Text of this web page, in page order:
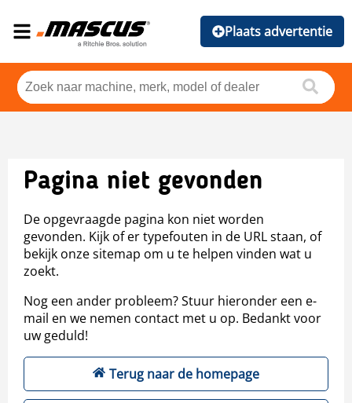
Plaats advertentie
Pagina niet gevonden
De opgevraagde pagina kon niet worden
gevonden. Kijk of er typefouten in de URL staan, of
bekijk onze sitemap om u te helpen vinden wat u
zoekt.
Nog een ander probleem? Stuur hieronder een e-
mail en we nemen contact met u op. Bedankt voor
uw geduld!
Terug naar de homepage